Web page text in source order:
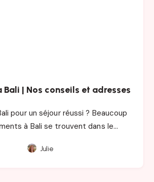
Bali | Nos conseils et adresses
pour un séjour réussi ? Beaucoup
à Bali se trouvent dans le…
Julie